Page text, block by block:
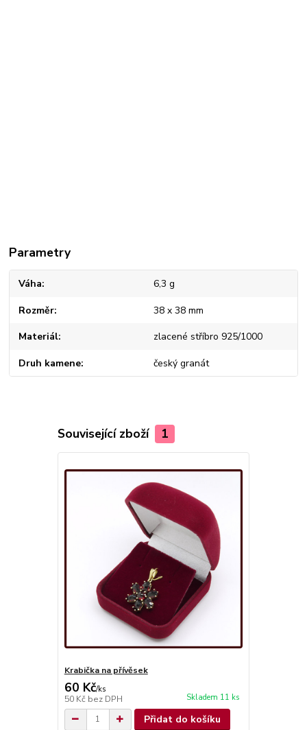
Parametry
Váha 6,3 g
Rozměr 38 x 38 mm
Materiál zlacené stříbro 925/1000
Druh kamene český granát
Související zboží 1
Krabička na přívěsek
60 Kč/ks
50 Kč bez DPH Skladem 11 ks
Přidat do košíku